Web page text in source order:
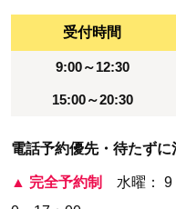
受付時間
9:00～12:30
15:00～20:30
電話予約優先・待たずに
▲ 完全予約制 水曜：